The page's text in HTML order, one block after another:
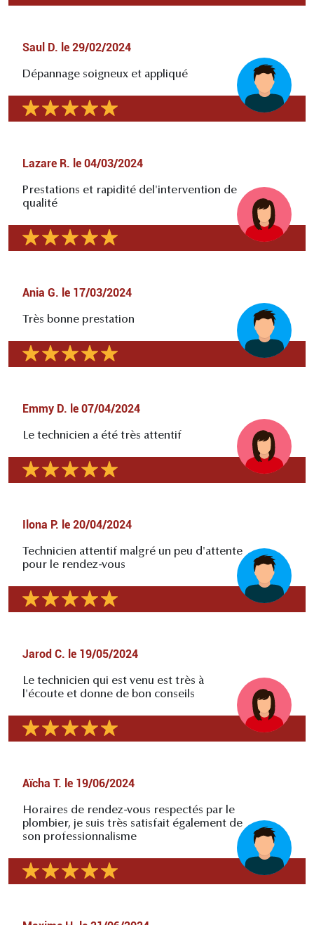
Saul D. le 29/02/2024
Dépannage soigneux et appliqué
Lazare R. le 04/03/2024
Prestations et rapidité del'intervention de
qualité
Ania G. le 17/03/2024
Très bonne prestation
Emmy D. le 07/04/2024
Le technicien a été très attentif
Ilona P. le 20/04/2024
Technicien attentif malgré un peu d'attente
pour le rendez-vous
Jarod C. le 19/05/2024
Le technicien qui est venu est très à
l'écoute et donne de bon conseils
Aïcha T. le 19/06/2024
Horaires de rendez-vous respectés par le
plombier, je suis très satisfait également de
son professionnalisme